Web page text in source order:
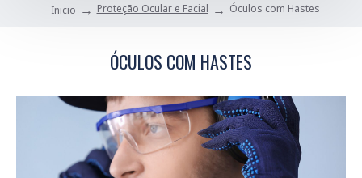
Inicio Proteção Ocular e Facial Óculos com Hastes
ÓCULOS COM HASTES